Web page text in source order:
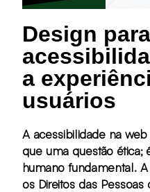
Design
a
usuários
A acessibilidade na
que uma questão ética;
humano fundamental. A Convenção sobre
os Direitos das